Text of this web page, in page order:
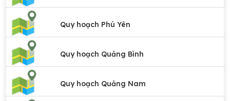
Quy hoạch Phú Yên
Quy hoạch Quảng Bình
Quy hoạch Quảng Nam